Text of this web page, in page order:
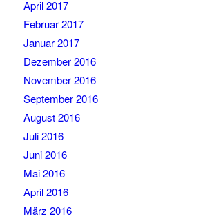
April 2017
Februar 2017
Januar 2017
Dezember 2016
November 2016
September 2016
August 2016
Juli 2016
Juni 2016
Mai 2016
April 2016
März 2016